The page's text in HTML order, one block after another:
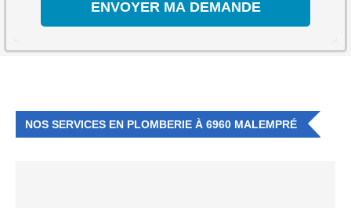
NOS SERVICES EN PLOMBERIE À 6960 MALEMPRÉ